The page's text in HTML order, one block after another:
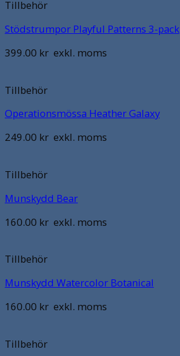
Tillbehör
Stödstrumpor Playful Patterns 3-pack
399.00 kr exkl. moms
Tillbehör
Operationsmössa Heather Galaxy
249.00 kr exkl. moms
Tillbehör
Munskydd Bear
160.00 kr exkl. moms
Tillbehör
Munskydd Watercolor Botanical
160.00 kr exkl. moms
Tillbehör